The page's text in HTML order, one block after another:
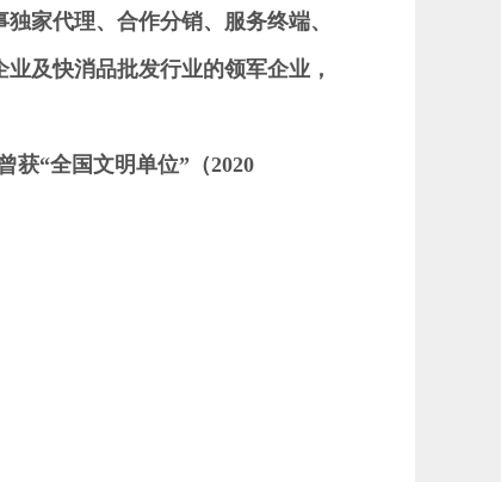
家代理、合作分销、服务终端、
及快消品批发行业的领军企业，
获“全国文明单位”（2020